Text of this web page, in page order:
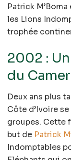
Patrick
les Lions
trophée
2002 :
du
Deux ans plus
Côte d’Ivoire
groupes. Cette
but de Patrick
Indomptables